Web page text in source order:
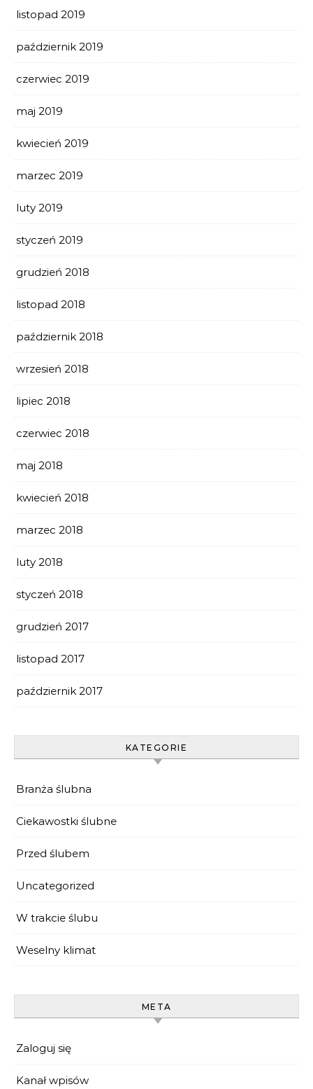
listopad 2019
październik 2019
czerwiec 2019
maj 2019
kwiecień 2019
marzec 2019
luty 2019
styczeń 2019
grudzień 2018
listopad 2018
październik 2018
wrzesień 2018
lipiec 2018
czerwiec 2018
maj 2018
kwiecień 2018
marzec 2018
luty 2018
styczeń 2018
grudzień 2017
listopad 2017
październik 2017
KATEGORIE
Branża ślubna
Ciekawostki ślubne
Przed ślubem
Uncategorized
W trakcie ślubu
Weselny klimat
META
Zaloguj się
Kanał wpisów